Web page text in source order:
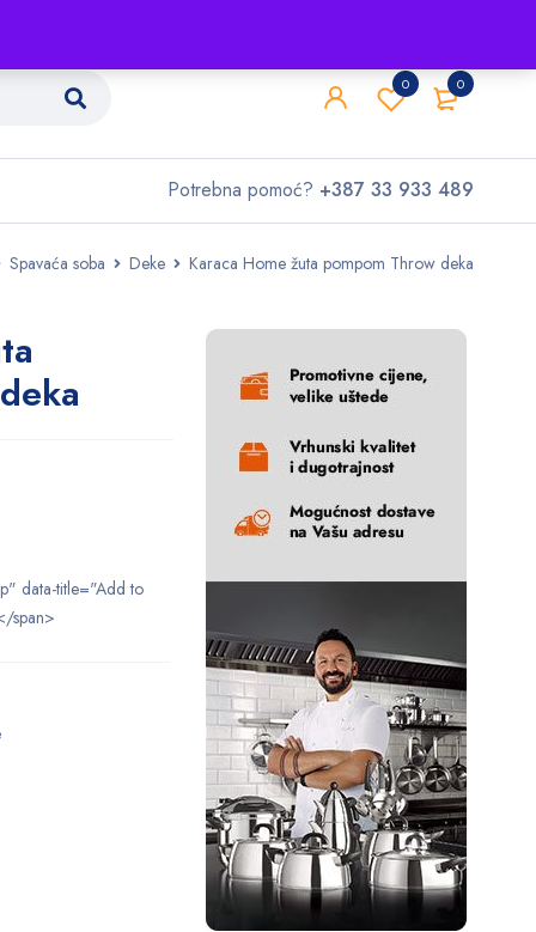
0
0
Potrebna pomoć? +387 33 933 489
Spavaća soba Deke Karaca Home žuta pompom Throw deka
data-title="Add to
span>